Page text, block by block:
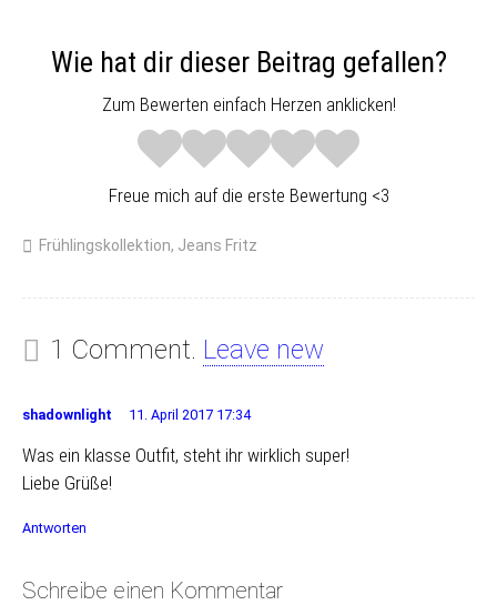
Wie hat dir dieser Beitrag gefallen?
Zum Bewerten einfach Herzen anklicken!
Freue mich auf die erste Bewertung <3
Frühlingskollektion, Jeans Fritz
1 Comment. Leave new
shadownlight 11. April 2017 17:34
Was ein klasse Outfit, steht ihr wirklich super!
Liebe Grüße!
Antworten
Schreibe einen Kommentar